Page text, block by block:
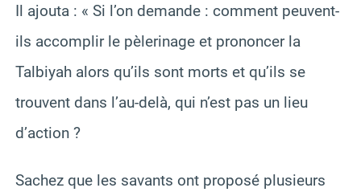
Il ajouta : « Si l’on demande : comment peuvent-
ils accomplir le pèlerinage et prononcer la
Talbiyah alors qu’ils sont morts et qu’ils se
trouvent dans l’au-delà, qui n’est pas un lieu
d’action ?
Sachez que les savants ont proposé plusieurs